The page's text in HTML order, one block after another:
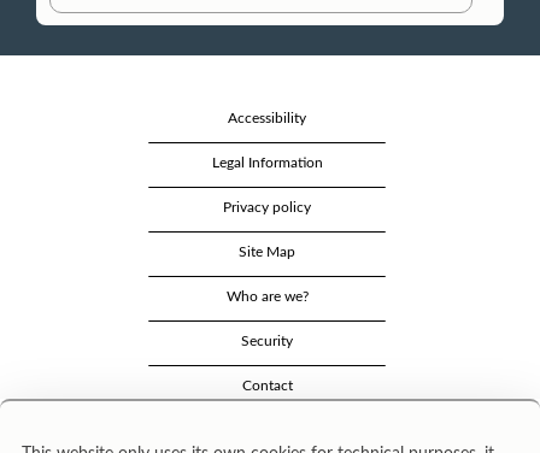
Accessibility
Legal Information
Privacy policy
Site Map
Who are we?
Security
Contact